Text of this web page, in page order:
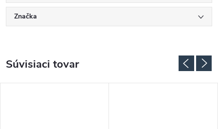
Značka
Súvisiaci tovar